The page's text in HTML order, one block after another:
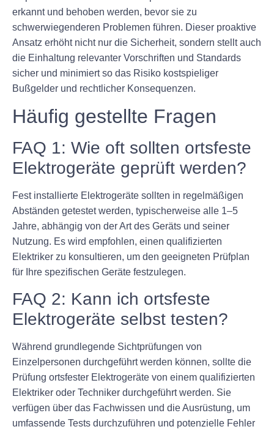
erkannt und behoben werden, bevor sie zu
schwerwiegenderen Problemen führen. Dieser proaktive
Ansatz erhöht nicht nur die Sicherheit, sondern stellt auch
die Einhaltung relevanter Vorschriften und Standards
sicher und minimiert so das Risiko kostspieliger
Bußgelder und rechtlicher Konsequenzen.
Häufig gestellte Fragen
FAQ 1: Wie oft sollten ortsfeste
Elektrogeräte geprüft werden?
Fest installierte Elektrogeräte sollten in regelmäßigen
Abständen getestet werden, typischerweise alle 1–5
Jahre, abhängig von der Art des Geräts und seiner
Nutzung. Es wird empfohlen, einen qualifizierten
Elektriker zu konsultieren, um den geeigneten Prüfplan
für Ihre spezifischen Geräte festzulegen.
FAQ 2: Kann ich ortsfeste
Elektrogeräte selbst testen?
Während grundlegende Sichtprüfungen von
Einzelpersonen durchgeführt werden können, sollte die
Prüfung ortsfester Elektrogeräte von einem qualifizierten
Elektriker oder Techniker durchgeführt werden. Sie
verfügen über das Fachwissen und die Ausrüstung, um
umfassende Tests durchzuführen und potenzielle Fehler